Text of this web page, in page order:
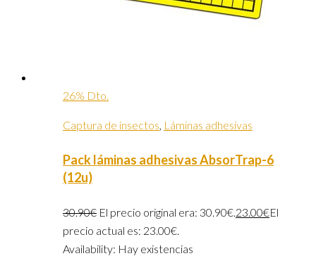
26% Dto.
Captura de insectos, Láminas adhesivas
Pack láminas adhesivas AbsorTrap-6
(12u)
30.90€ El precio original era: 30.90€.23.00€El
precio actual es: 23.00€.
Availability: Hay existencias